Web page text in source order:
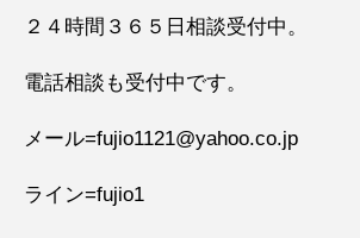
２４時間３６５日相談受付中。
電話相談も受付中です。
メール=fujio1121@yahoo.co.jp
ライン=fujio1